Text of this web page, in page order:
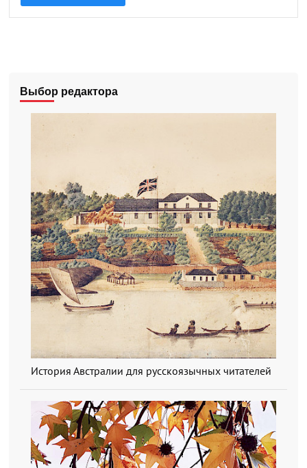
Выбор редактора
История Австралии для русскоязычных читателей